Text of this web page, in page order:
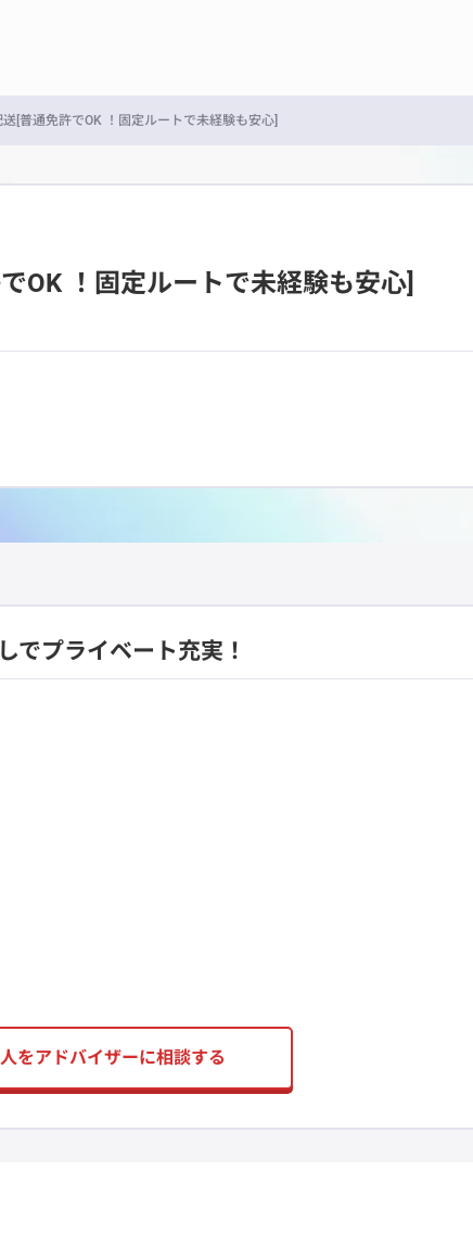
[普通免許でOK ！固定ルートで未経験も安心]
！固定ルートで未経験も安心]
でプライベート充実！
をアドバイザーに相談する